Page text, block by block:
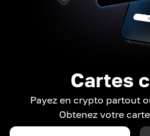
Cartes
Payez en crypto partout
Obtenez votre